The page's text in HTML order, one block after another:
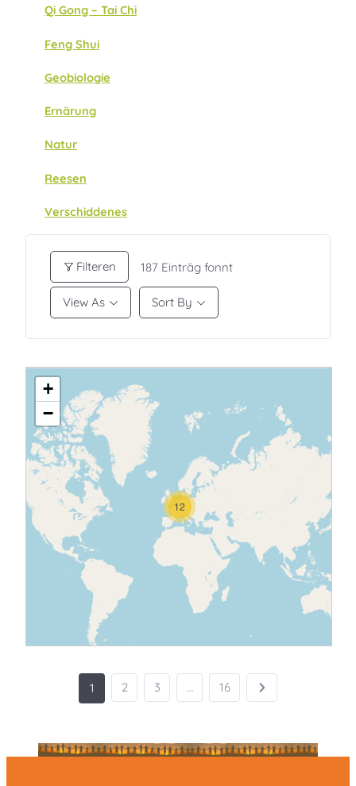
Qi Gong – Tai Chi
Feng Shui
Geobiologie
Ernärung
Natur
Reesen
Verschiddenes
Filteren 187 Einträg fonnt
View As Sort By
12
+
−
1 2 3 … 16